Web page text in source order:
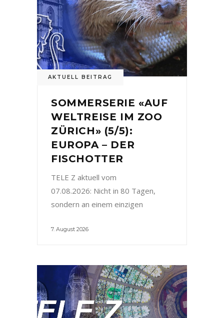
AKTUELL BEITRAG
SOMMERSERIE «AUF
WELTREISE IM ZOO
ZÜRICH» (5/5):
EUROPA – DER
FISCHOTTER
TELE Z aktuell vom
07.08.2026: Nicht in 80 Tagen,
sondern an einem einzigen
7. August 2026